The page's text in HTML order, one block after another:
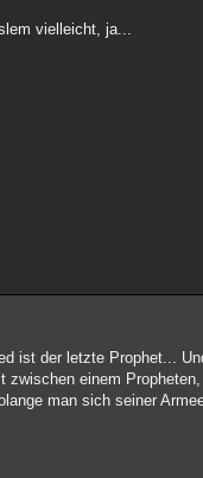
vielleicht, ja...
ist der letzte Prophet...
zwischen einem
man sich seiner